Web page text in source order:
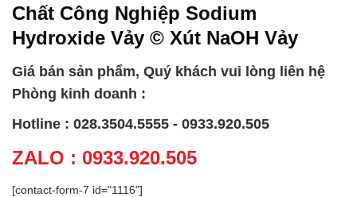
Chất Công Nghiệp Sodium
Hydroxide Vảy © Xút NaOH Vảy
Giá bán sản phẩm, Quý khách vui lòng liên hệ
Phòng kinh doanh :
Hotline : 028.3504.5555 - 0933.920.505
ZALO : 0933.920.505
[contact-form-7 id="1116"]